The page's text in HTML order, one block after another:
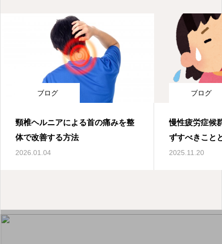
ブログ
頸椎ヘルニアによる首の痛みを整
体で改善する方法
2026.01.04
ブログ
慢性疲労症候
ずすべきこと
2025.11.20